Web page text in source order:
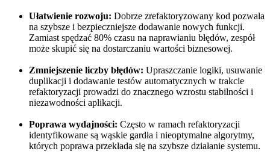
Ułatwienie rozwoju: Dobrze zrefaktoryzowany kod pozwala
na szybsze i bezpieczniejsze dodawanie nowych funkcji.
Zamiast spędzać 80% czasu na naprawianiu błędów, zespół
może skupić się na dostarczaniu wartości biznesowej.
Zmniejszenie liczby błędów: Upraszczanie logiki, usuwanie
duplikacji i dodawanie testów automatycznych w trakcie
refaktoryzacji prowadzi do znacznego wzrostu stabilności i
niezawodności aplikacji.
Poprawa wydajności: Często w ramach refaktoryzacji
identyfikowane są wąskie gardła i nieoptymalne algorytmy,
których poprawa przekłada się na szybsze działanie systemu.